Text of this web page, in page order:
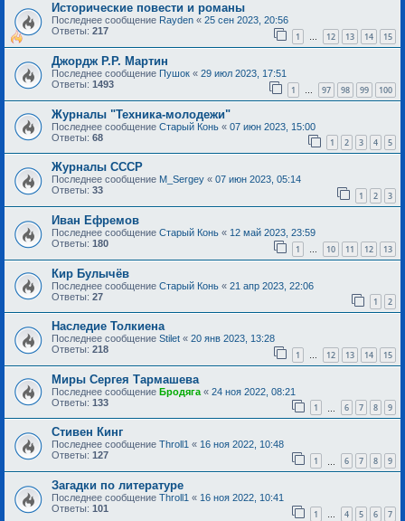
Исторические повести и романы
Последнее сообщение Rayden « 25 сен 2023, 20:56
Ответы: 217 1 … 12 13 14 15
Джордж Р.Р. Мартин
Последнее сообщение Пушок « 29 июл 2023, 17:51
Ответы: 1493 1 … 97 98 99 100
Журналы "Техника-молодежи"
Последнее сообщение Старый Конь « 07 июн 2023, 15:00
Ответы: 68 1 2 3 4 5
Журналы СССР
Последнее сообщение M_Sergey « 07 июн 2023, 05:14
Ответы: 33 1 2 3
Иван Ефремов
Последнее сообщение Старый Конь « 12 май 2023, 23:59
Ответы: 180 1 10 11 12 13
Кир Булычёв
Последнее сообщение Старый Конь « 21 апр 2023, 22:06
Ответы: 27 1 2
Наследие Толкиена
Последнее сообщение Stilet « 20 янв 2023, 13:28
Ответы: 218 1 … 12 13 14 15
Миры Сергея Тармашева
Последнее сообщение Бродяга « 24 ноя 2022, 08:21
Ответы: 133 1 6 7 8 9
Стивен Кинг
Последнее сообщение Throll1 « 16 ноя 2022, 10:48
Ответы: 127 1 6 7 8 9
Загадки по литературе
Последнее сообщение Throll1 « 16 ноя 2022, 10:41
Ответы: 101 1 … 4 5 6 7